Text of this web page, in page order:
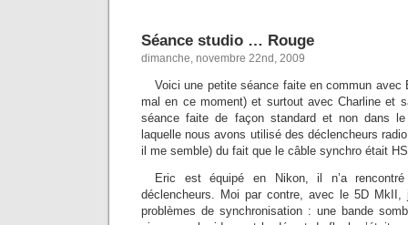
Séance studio … Rouge
dimanche, novembre 22nd, 2009
Voici une petite séance faite en commun
mal en ce moment) et surtout avec Charline et
séance faite de façon standard et non dans
laquelle nous avons utilisé des déclencheurs
il me semble) du fait que le câble synchro était
Eric est équipé en Nikon, il n’a
déclencheurs. Moi par contre, avec le 5D MkII,
problèmes de synchronisation : une bande